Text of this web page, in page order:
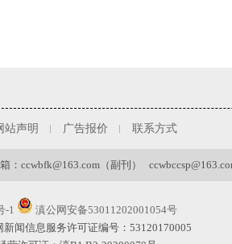
站声明 广告报价 联系方式
ccwbfk@163.com（副刊）
-1
滇公网安备53011202001054号
闻信息服务许可证编号：53120170005